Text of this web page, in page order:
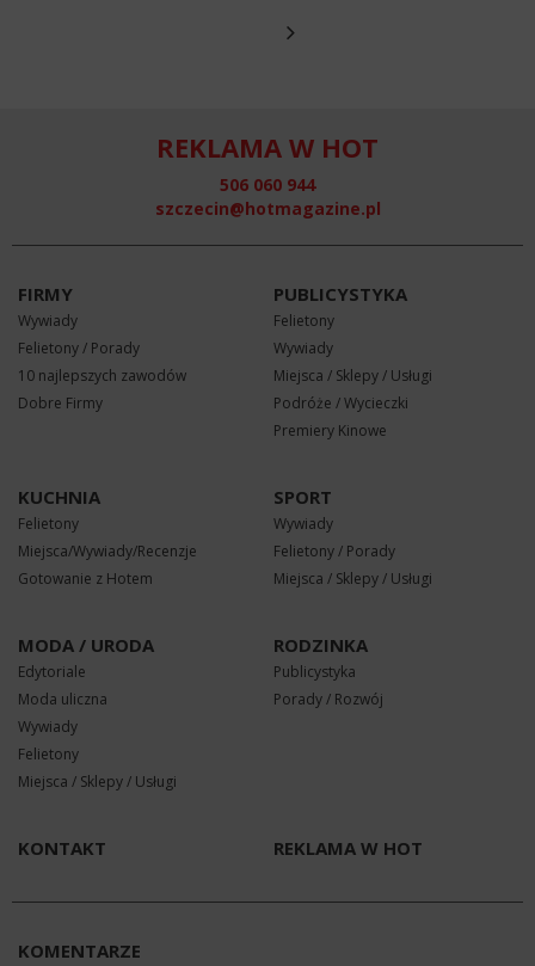
REKLAMA W HOT
506 060 944
szczecin@hotmagazine.pl
FIRMY
Wywiady
Felietony / Porady
10 najlepszych zawodów
Dobre Firmy
PUBLICYSTYKA
Felietony
Wywiady
Miejsca / Sklepy / Usługi
Podróże / Wycieczki
Premiery Kinowe
KUCHNIA
Felietony
Miejsca/Wywiady/Recenzje
Gotowanie z Hotem
SPORT
Wywiady
Felietony / Porady
Miejsca / Sklepy / Usługi
MODA / URODA
Edytoriale
Moda uliczna
Wywiady
Felietony
Miejsca / Sklepy / Usługi
RODZINKA
Publicystyka
Porady / Rozwój
KONTAKT REKLAMA W HOT
KOMENTARZE